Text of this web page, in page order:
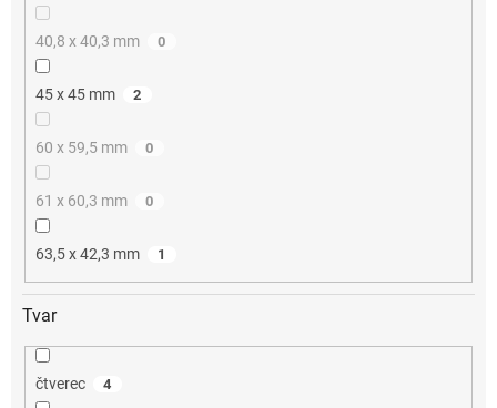
40,8 x 40,3 mm 0
45 x 45 mm 2
60 x 59,5 mm 0
61 x 60,3 mm 0
63,5 x 42,3 mm 1
Tvar
čtverec 4